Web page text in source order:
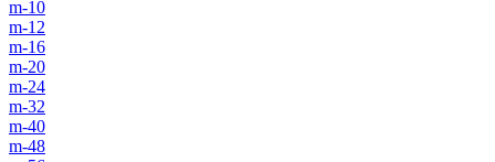
m-10
m-12
m-16
m-20
m-24
m-32
m-40
m-48